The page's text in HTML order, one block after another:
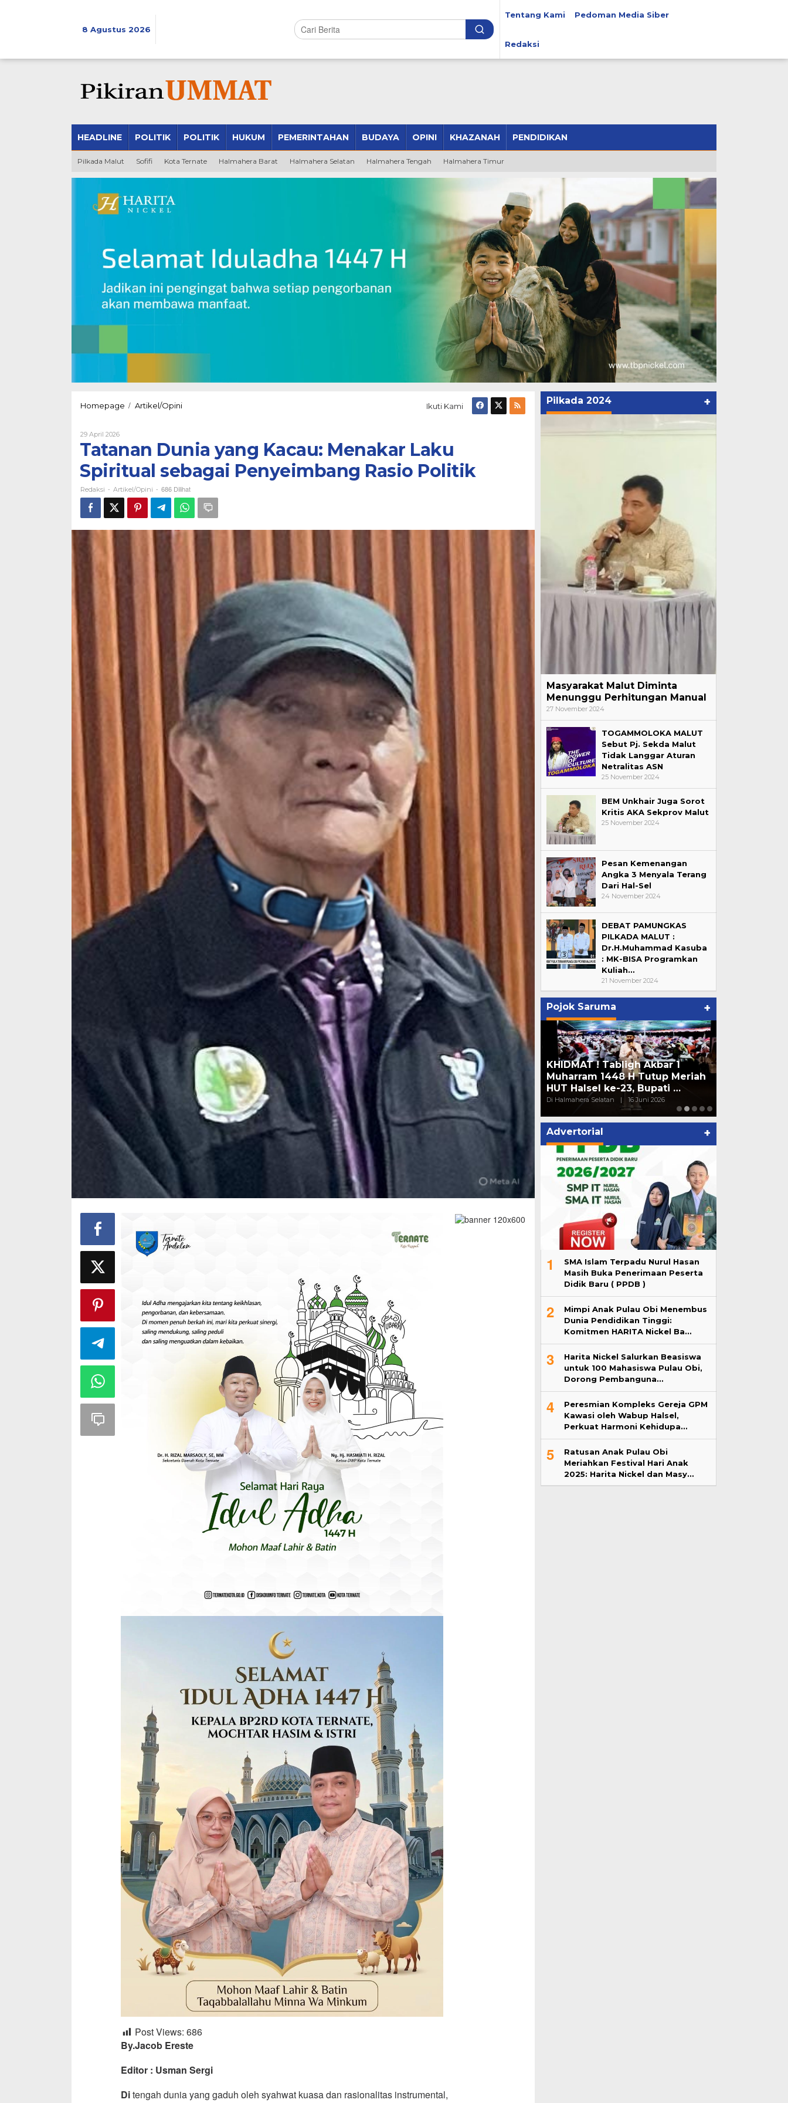
8 Agustus 2026
Tentang Kami Pedoman Media Siber
Redaksi
HEADLINE POLITIK POLITIK HUKUM PEMERINTAHAN BUDAYA OPINI KHAZANAH PENDIDIKAN
Pilkada Malut Sofifi Kota Ternate Halmahera Barat Halmahera Selatan Halmahera Tengah Halmahera Timur
Homepage / Artikel/OpiniTatanan
Menakar
Laku
Spiritual
sebagai
Penyeimbang
Rasio
Politik
Ikuti Kami
29 April 2026Oleh
Tatanan Dunia yang Kacau: Menakar Laku
Spiritual sebagai Penyeimbang Rasio Politik
Redaksi - Artikel/Opini - 686 Dilihat
Post Views: 686
By.Jacob Ereste
Editor : Usman Sergi
Ditengah dunia yang gaduh oleh syahwat kuasa dan rasionalitas instrumental,
Pilkada 2024 +
Masyarakat Malut Diminta
Menunggu Perhitungan Manual
27 November 2024
TOGAMMOLOKA MALUT
Sebut Pj. Sekda Malut
Tidak Langgar Aturan
Netralitas ASN
25 November 2024
BEM Unkhair Juga Sorot
Kritis AKA Sekprov Malut
25 November 2024
Pesan Kemenangan
Angka 3 Menyala Terang
Dari Hal-Sel
24 November 2024
DEBAT PAMUNGKAS
PILKADA MALUT :
Dr.H.Muhammad Kasuba
: MK-BISA Programkan
Kuliah…
21 November 2024
Pojok Saruma +
AMAZING ! Halsel Raih WTP Ke-
12 Berturut-Turut, Wabup Helmi:
Bukti Komitmen Tata…
Di Halmahera Selatan | 4 Juni 2026
Pemkab Halsel Beri
Penghargaan kepada Harita
Nickel dan Perusahaan yang
18 Juni 2026
KHIDMAT ! Tabligh Akbar 1
Muharram 1448 H Tutup Meriah
HUT Halsel ke-23, Bupati …
Di Halmahera Selatan | 16 Juni 2026
Advertorial +
1
SMA Islam Terpadu Nurul Hasan
Masih Buka Penerimaan Peserta
Didik Baru ( PPDB )
2
Mimpi Anak Pulau Obi Menembus
Dunia Pendidikan Tinggi:
Komitmen HARITA Nickel Ba…
3
Harita Nickel Salurkan Beasiswa
untuk 100 Mahasiswa Pulau Obi,
Dorong Pembanguna…
4
Peresmian Kompleks Gereja GPM
Kawasi oleh Wabup Halsel,
Perkuat Harmoni Kehidupa…
5
Ratusan Anak Pulau Obi
Meriahkan Festival Hari Anak
2025: Harita Nickel dan Masy…